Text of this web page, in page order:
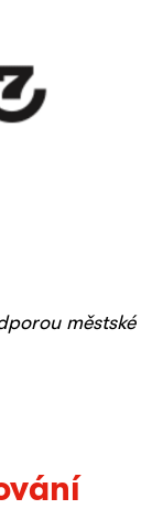
městské